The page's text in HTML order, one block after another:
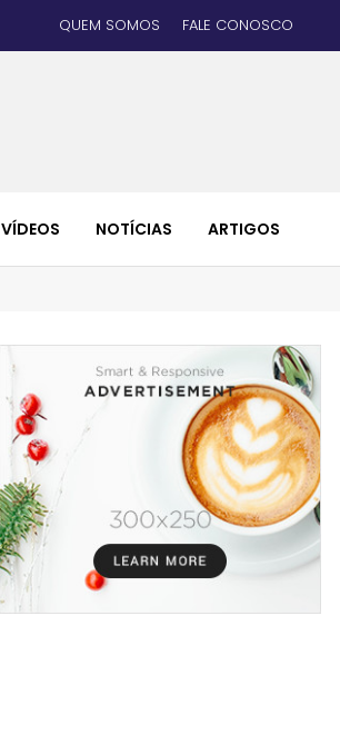
QUEM SOMOS FALE CONOSCO
VÍDEOS NOTÍCIAS ARTIGOS